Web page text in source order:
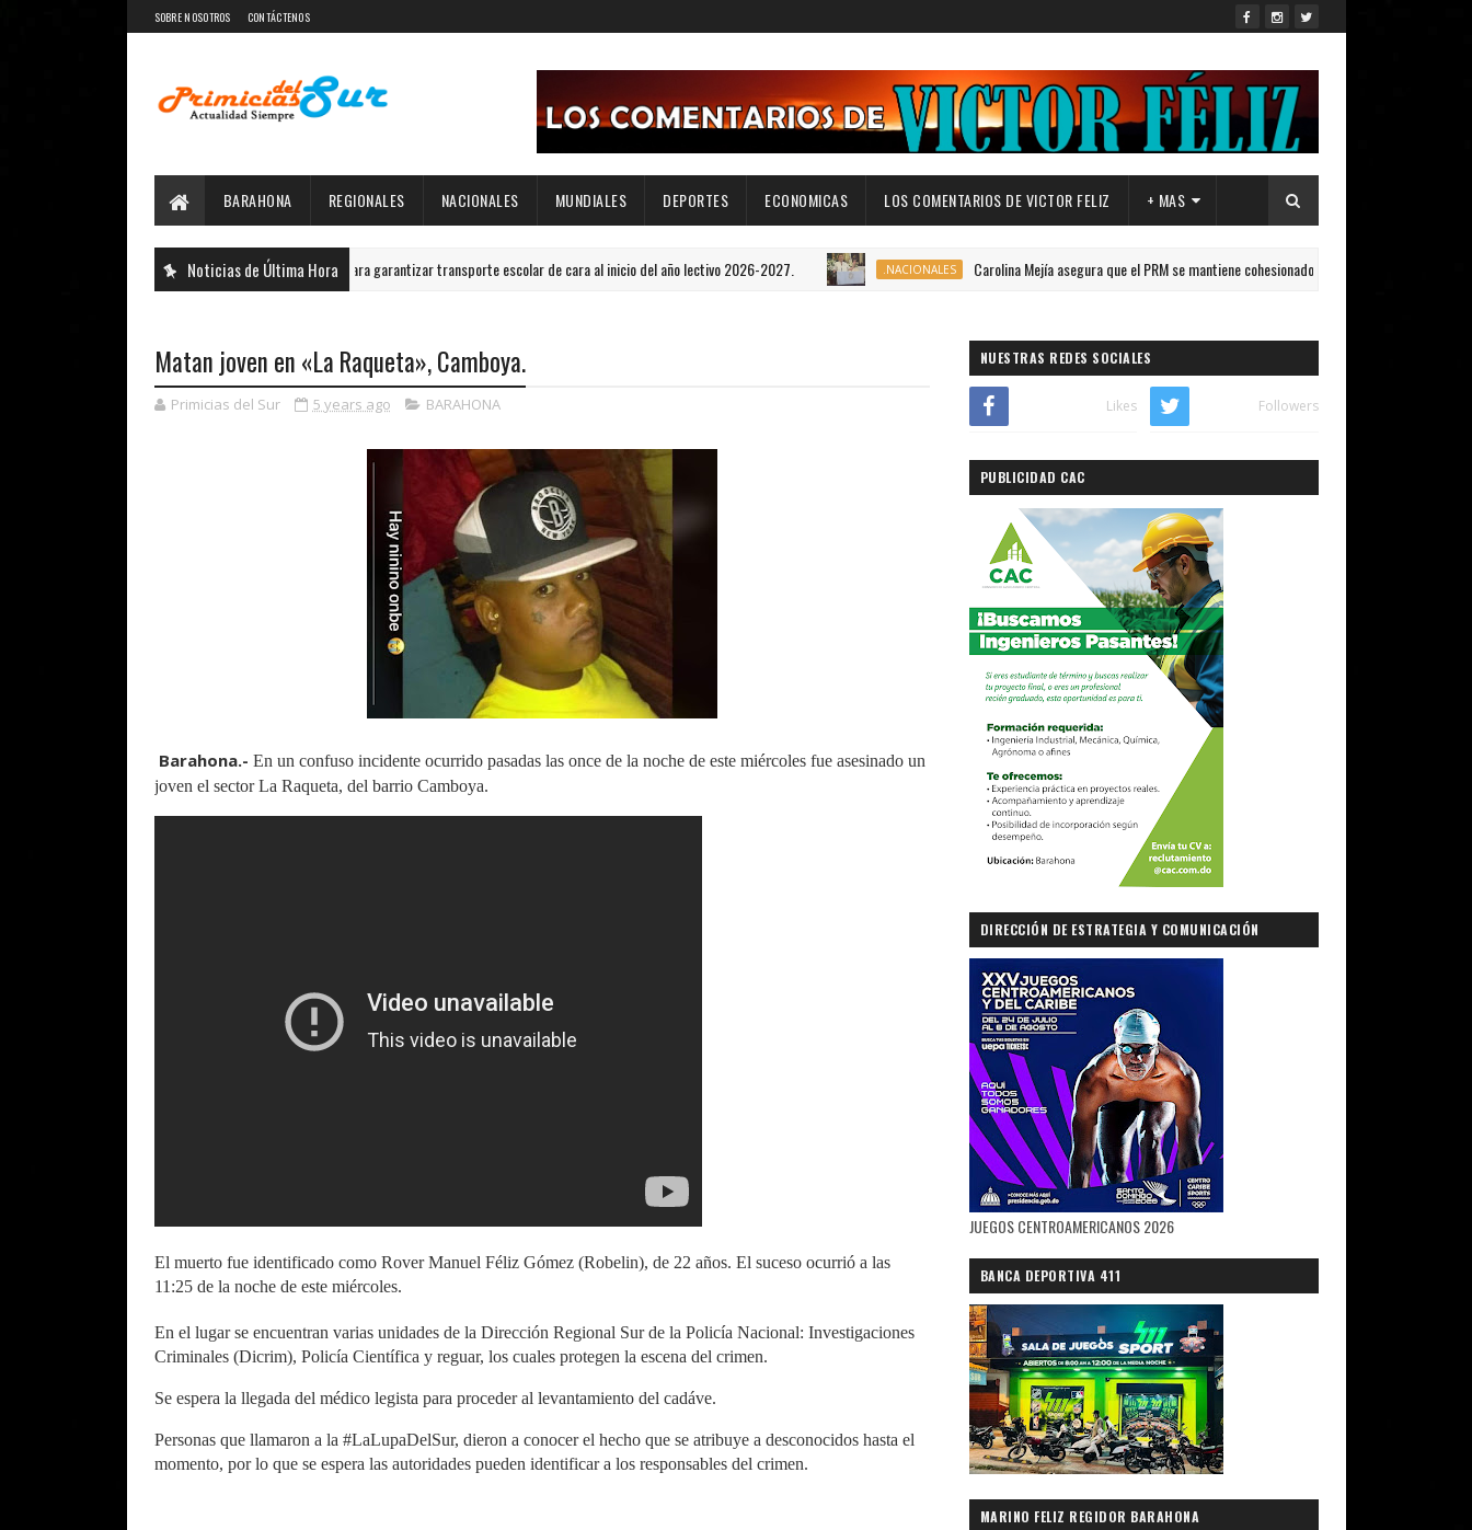
SOBRE NOSOTROS CONTÁCTENOS
BARAHONA REGIONALES NACIONALES MUNDIALES DEPORTES ECONOMICAS LOS COMENTARIOS DE VICTOR FELIZ + MAS
Noticias de Última Hora
distribución de autobuses en todo el país para garantizar transporte escolar de cara al inicio del año lectivo 2026-2027. .NACIONALES Carolina Mejía asegura que el PRM se mantiene cohesionado rumbo al 2028.
Matan joven en «La Raqueta», Camboya.
Primicias del Sur 5 years ago BARAHONA
Barahona.- En un confuso incidente ocurrido pasadas las once de la noche de este miércoles fue asesinado un
joven el sector La Raqueta, del barrio Camboya.
El muerto fue identificado como Rover Manuel Féliz Gómez (Robelin), de 22 años. El suceso ocurrió a las
11:25 de la noche de este miércoles.
En el lugar se encuentran varias unidades de la Dirección Regional Sur de la Policía Nacional: Investigaciones
Criminales (Dicrim), Policía Científica y reguar, los cuales protegen la escena del crimen.
Se espera la llegada del médico legista para proceder al levantamiento del cadáve.
Personas que llamaron a la #LaLupaDelSur, dieron a conocer el hecho que se atribuye a desconocidos hasta el
momento, por lo que se espera las autoridades pueden identificar a los responsables del crimen.
NUESTRAS REDES SOCIALES
Likes Followers
PUBLICIDAD CAC
DIRECCIÓN DE ESTRATEGIA Y COMUNICACIÓN
GUBERNAMENTAL
JUEGOS CENTROAMERICANOS 2026
BANCA DEPORTIVA 411
MARINO FELIZ REGIDOR BARAHONA